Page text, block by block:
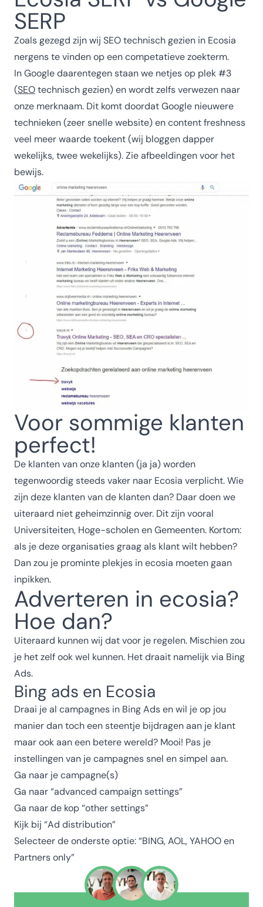
SERP
Zoals gezegd zijn wij SEO technisch gezien in Ecosia
nergens te vinden op een competatieve zoekterm.
In Google daarentegen staan we netjes op plek #3
(SEOtechnisch gezien) en wordt zelfs verwezen naar
onze merknaam. Dit komt doordat Google nieuwere
technieken (zeer snelle website) en content freshness
veel meer waarde toekent (wij bloggen dapper
wekelijks, twee wekelijks). Zie afbeeldingen voor het
bewijs.
Voor sommige klanten
perfect!
De klanten van onze klanten (ja ja) worden
tegenwoordig steeds vaker naar Ecosia verplicht. Wie
zijn deze klanten van de klanten dan? Daar doen we
uiteraard niet geheimzinnig over. Dit zijn vooral
Universiteiten, Hoge-scholen en Gemeenten. Kortom:
als je deze organisaties graag als klant wilt hebben?
Dan zou je prominte plekjes in ecosia moeten gaan
inpikken.
Adverteren in ecosia?
Hoe dan?
Uiteraard kunnen wij dat voor je regelen. Mischien zou
je het zelf ook wel kunnen. Het draait namelijk via Bing
Ads.
Bing ads en Ecosia
Draai je al campagnes in Bing Ads en wil je op jou
manier dan toch een steentje bijdragen aan je klant
maar ook aan een betere wereld? Mooi! Pas je
instellingen van je campagnes snel en simpel aan.
Ga naar je campagne(s)
Ga naar “advanced campaign settings”
Ga naar de kop “other settings”
Kijk bij “Ad distribution”
Selecteer de onderste optie: “BING, AOL, YAHOO en
Partners only”